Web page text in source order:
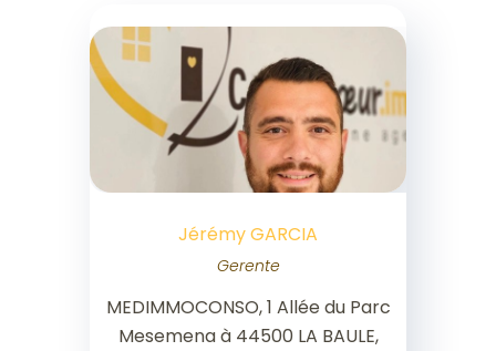
Jérémy GARCIA
Gerente
MEDIMMOCONSO, 1 Allée du Parc
Mesemena à 44500 LA BAULE,